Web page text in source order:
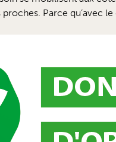
Parce qu’avec